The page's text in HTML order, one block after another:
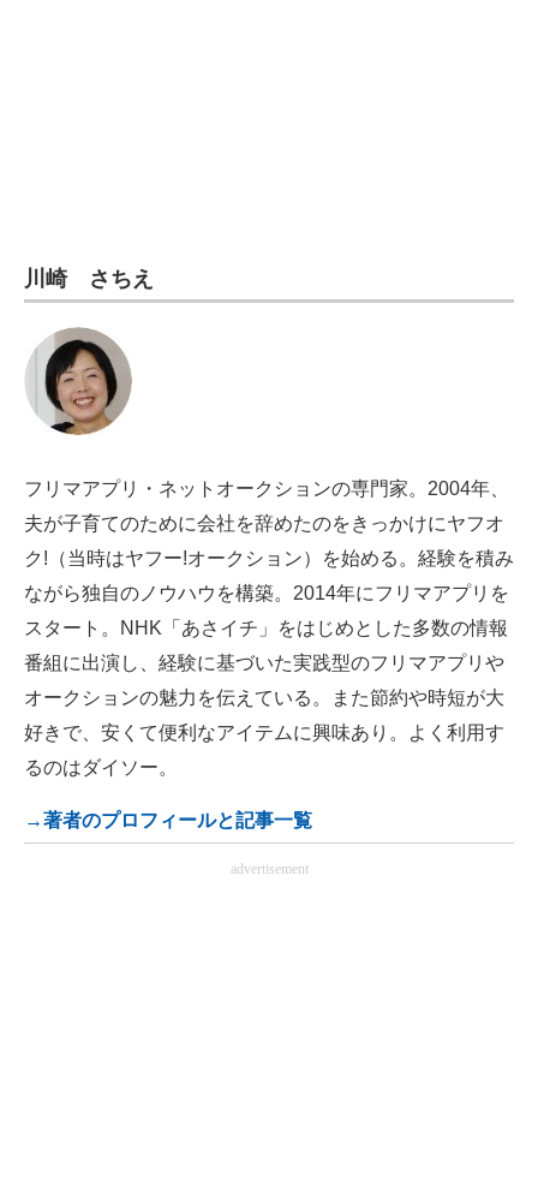
川崎 さちえ
フリマアプリ・ネットオークションの専門家。2004年、
夫が子育てのために会社を辞めたのをきっかけにヤフオ
ク!（当時はヤフー!オークション）を始める。経験を積み
ながら独自のノウハウを構築。2014年にフリマアプリを
スタート。NHK「あさイチ」をはじめとした多数の情報
番組に出演し、経験に基づいた実践型のフリマアプリや
オークションの魅力を伝えている。また節約や時短が大
好きで、安くて便利なアイテムに興味あり。よく利用す
るのはダイソー。
→著者のプロフィールと記事一覧
advertisement